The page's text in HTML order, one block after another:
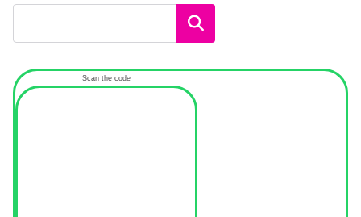
Ara
Scan the code